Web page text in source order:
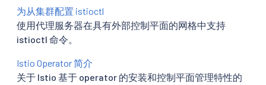
为从集群配置 istioctl
使用代理服务器在具有外部控制平面的网格中支持
istioctl 命令。
Istio Operator 简介
关于 Istio 基于 operator 的安装和控制平面管理特性的